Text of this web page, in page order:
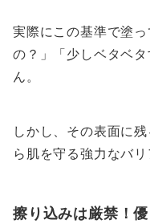
実際にこの基準で塗
の？」「少しベタベ
ん。
しかし、その表面に
ら肌を守る強力なバリ
擦り込みは厳禁！